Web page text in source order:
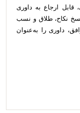
قابل ارجاع به داوری
نکاح، طلاق و نسب
داوری را به‌عنوان